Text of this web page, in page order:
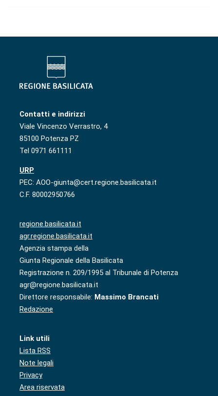
Contatti e indirizzi
Viale Vincenzo Verrastro, 4
85100 Potenza PZ
Tel 0971 661111
URP
PEC: AOO-giunta@cert.regione.basilicata.it
C.F. 80002950766
regione.basilicata.it
agr.regione.basilicata.it
Agenzia stampa della
Giunta Regionale della Basilicata
Registrazione n. 209/1995 al Tribunale di Potenza
agr@regione.basilicata.it
Direttore responsabile: Massimo Brancati
Redazione
Link utili
Lista RSS
Note legali
Privacy
Area riservata